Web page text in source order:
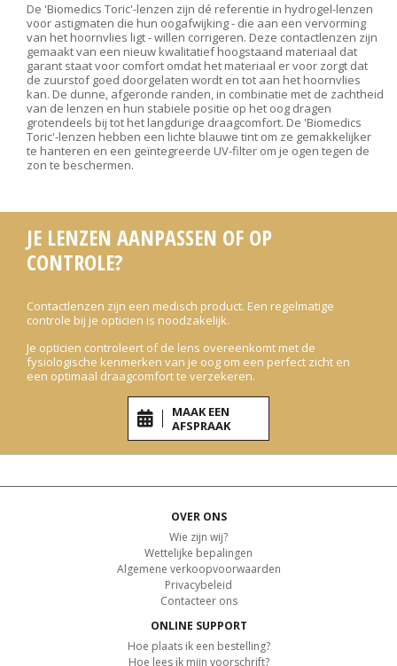
De 'Biomedics Toric'-lenzen zijn dé referentie in hydrogel-lenzen
voor astigmaten die hun oogafwijking - die aan een vervorming
van het hoornvlies ligt - willen corrigeren. Deze contactlenzen zijn
gemaakt van een nieuw kwalitatief hoogstaand materiaal dat
garant staat voor comfort omdat het materiaal er voor zorgt dat
de zuurstof goed doorgelaten wordt en tot aan het hoornvlies
kan. De dunne, afgeronde randen, in combinatie met de zachtheid
van de lenzen en hun stabiele positie op het oog dragen
grotendeels bij tot het langdurige draagcomfort. De 'Biomedics
Toric'-lenzen hebben een lichte blauwe tint om ze gemakkelijker
te hanteren en een geïntegreerde UV-filter om je ogen tegen de
zon te beschermen.
JE LENZEN AANPASSEN OF OP
CONTROLE?
Contactlenzen zijn een medisch product. Een regelmatige
controle bij je opticien is noodzakelijk.
Je opticien controleert of de lens overeenkomt met de
fysiologische kenmerken van je oog om een perfect zicht en
een optimaal draagcomfort te verzekeren.
MAAK EEN
AFSPRAAK
OVER ONS
Wie zijn wij?
Wettelijke bepalingen
Algemene verkoopvoorwaarden
Privacybeleid
Contacteer ons
ONLINE SUPPORT
Hoe plaats ik een bestelling?
Hoe lees ik mijn voorschrift?